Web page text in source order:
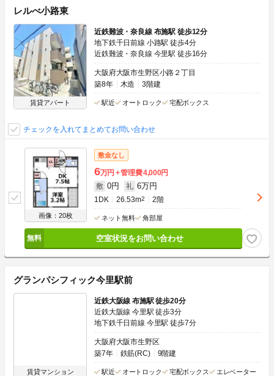
レルべ小路東
賃貸アパート
近鉄難波・奈良線 布施駅 徒歩12分
地下鉄千日前線 小路駅 徒歩4分
近鉄難波・奈良線 今里駅 徒歩16分
大阪府大阪市生野区小路２丁目
築8年
木造 3階建
駅近 オートロック 宅配ボックス
チェックを入れてまとめてお問い合わせ
画像：20枚
敷金なし
6万円 管理費4,000円
敷 0円 礼 6万円
1DK 26.53m2 2階
ネット無料 角部屋
空室状況をお問い合わせ
グランパシフィック今里駅前
賃貸マンション
近鉄大阪線 布施駅 徒歩20分
近鉄大阪線 今里駅 徒歩3分
地下鉄千日前線 今里駅 徒歩7分
大阪府大阪市生野区
築7年
鉄筋(RC) 9階建
駅近 オートロック 宅配ボックス エレベーター